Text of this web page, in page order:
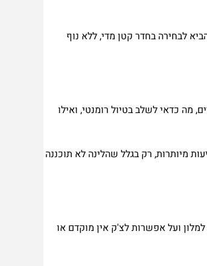
לבחירה בחדר קטן מדי, ללא נוף
מה כדאי לשלב בטיול רומנטי, ואילו
מיותרות, רק בגלל שהלינה לא תוכננה
ועל אפשרות לצ'ק אין מוקדם או